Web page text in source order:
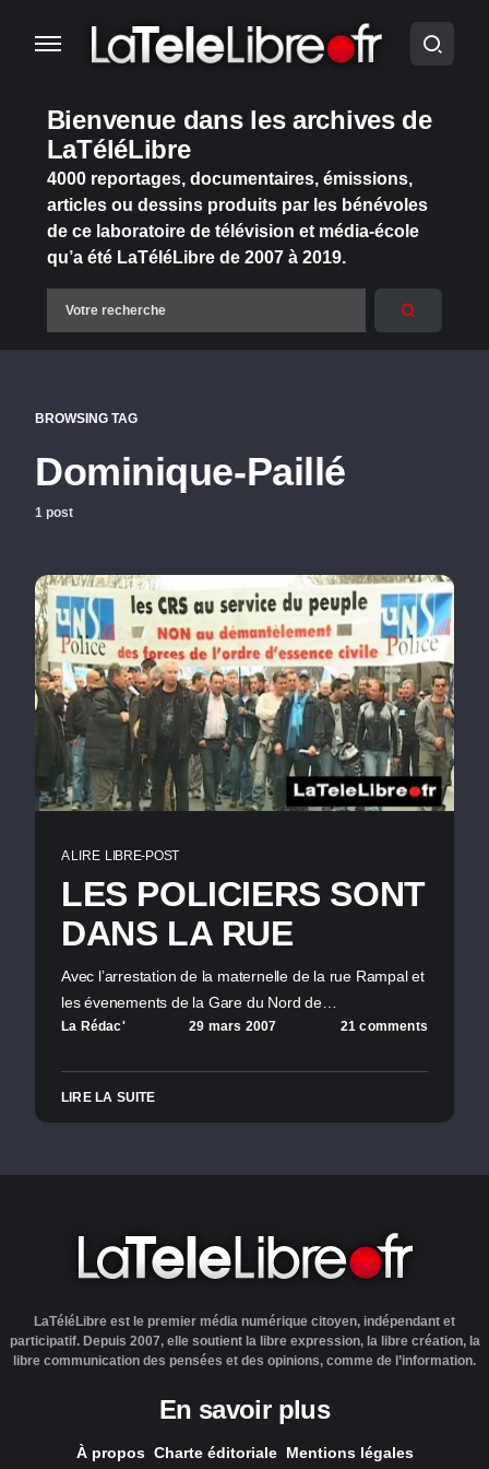
Bienvenue dans les archives de
LaTéléLibre
4000 reportages, documentaires, émissions,
articles ou dessins produits par les bénévoles
de ce laboratoire de télévision et média-école
qu’a été LaTéléLibre de 2007 à 2019.
BROWSING TAG
Dominique-Paillé
1 post
A LIRE LIBRE-POST
LES POLICIERS SONT
DANS LA RUE
Avec l’arrestation de la maternelle de la rue Rampal et
les évenements de la Gare du Nord de…
La Rédac' 29 mars 2007 21 comments
LIRE LA SUITE
LaTéléLibre est le premier média numérique citoyen, indépendant et
participatif. Depuis 2007, elle soutient la libre expression, la libre création, la
libre communication des pensées et des opinions, comme de l’information.
En savoir plus
À propos Charte éditoriale Mentions légales